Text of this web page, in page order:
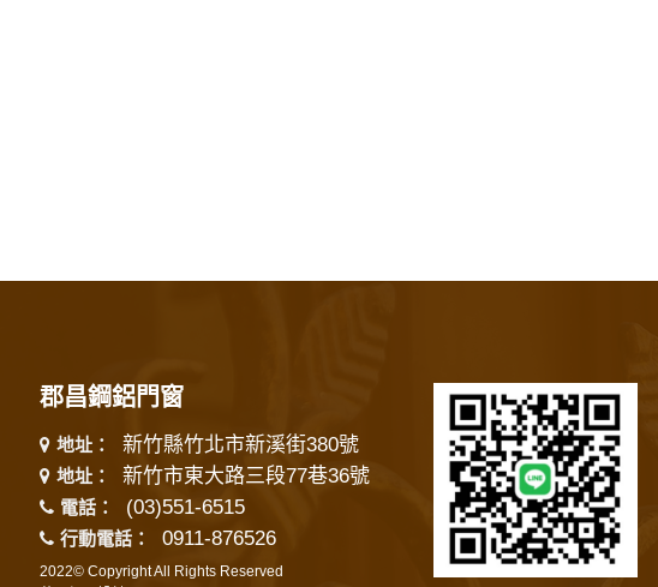
郡昌鋼鋁門窗
地址： 新竹縣竹北市新溪街380號
地址： 新竹市東大路三段77巷36號
電話： (03)551-6515
行動電話： 0911-876526
2022© Copyright All Rights Reserved